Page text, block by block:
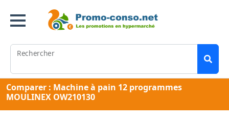
Rechercher
Comparer : Machine à pain 12 programmes
MOULINEX OW210130